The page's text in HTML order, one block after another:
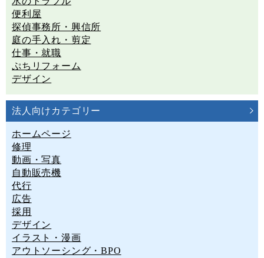
便利屋
探偵事務所・興信所
庭の手入れ・剪定
仕事・就職
ぷちリフォーム
デザイン
法人向けカテゴリー
ホームページ
修理
動画・写真
自動販売機
代行
広告
採用
デザイン
イラスト・漫画
アウトソーシング・BPO